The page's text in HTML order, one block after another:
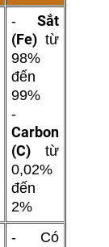
- Sắt
(Fe) từ
98%
đến
99%
-
Carbon
(C) từ
0,02%
đến
2%
- Có